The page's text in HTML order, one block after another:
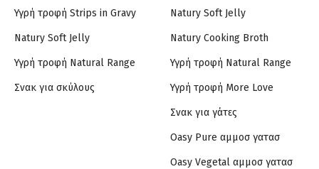
Υγρή τροφή Strips in Gravy
Natury Soft Jelly
Υγρή τροφή Natural Range
Σνακ για σκύλους
Natury Soft Jelly
Natury Cooking Broth
Υγρή τροφή Natural Range
Υγρή τροφή More Love
Σνακ για γάτες
Oasy Pure αμμοσ γατασ
Oasy Vegetal αμμοσ γατασ